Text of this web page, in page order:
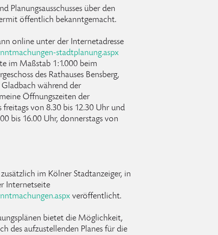
Planungsausschusses über den
öffentlich bekanntgemacht.
online unter der Internetadresse
stadtplanung.aspx
im Maßstab 1:1.000 beim
des Rathauses Bensberg,
während der
Öffnungszeiten der
von 8.30 bis 12.30 Uhr und
bis 16.00 Uhr, donnerstags von
im Kölner Stadtanzeiger, in
Internetseite
veröffentlicht.
bietet die Möglichkeit,
des aufzustellenden Planes für die